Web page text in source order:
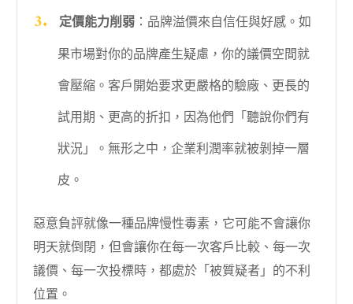
定價能力削弱：品牌溢價來自信任與好感。如
果市場對你的品牌產生疑慮，你的議價空間就
會壓縮。客戶開始要求更嚴格的驗廠、更長的
試用期、更高的折扣，因為他們「聽說你們有
狀況」。無形之中，企業利潤率就被剝掉一層
皮。
惡意負評就像一種品牌慢性毒素，它可能不會讓你
明天就倒閉，但會讓你在每一次客戶比較、每一次
議價、每一次投標時，都處於「被質疑者」的不利
位置。